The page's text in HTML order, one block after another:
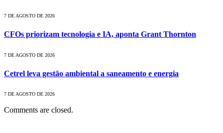
7 DE AGOSTO DE 2026
CFOs priorizam tecnologia e IA, aponta Grant Thornton
7 DE AGOSTO DE 2026
Cetrel leva gestão ambiental a saneamento e energia
7 DE AGOSTO DE 2026
Comments are closed.